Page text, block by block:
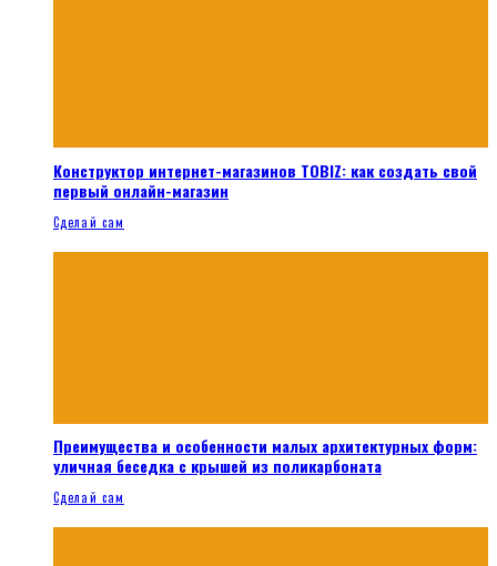
Конструктор интернет-магазинов TOBIZ: как создать свой
первый онлайн-магазин
Сделай сам
Преимущества и особенности малых архитектурных форм:
уличная беседка с крышей из поликарбоната
Сделай сам